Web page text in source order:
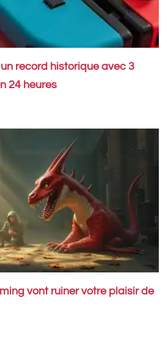
record historique avec 3
24 heures
vont ruiner votre plaisir de